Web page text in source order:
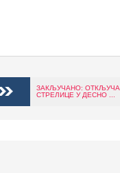
ЗАКЉУЧАНО:
СТРЕЛИЦЕ У ДЕСНО ...